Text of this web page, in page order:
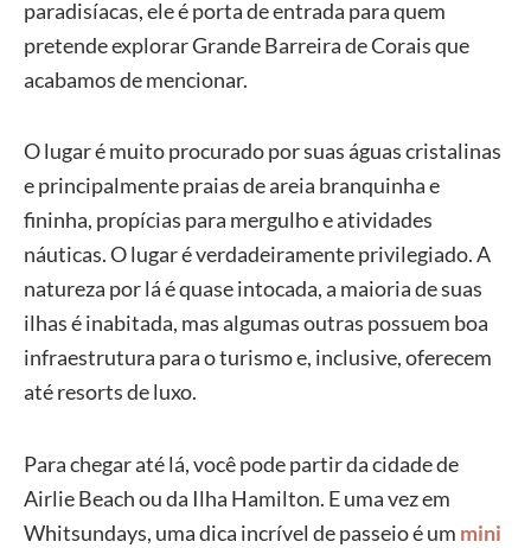
paradisíacas, ele é porta de entrada para quem
pretende explorar Grande Barreira de Corais que
acabamos de mencionar.
O lugar é muito procurado por suas águas cristalinas
e principalmente praias de areia branquinha e
fininha, propícias para mergulho e atividades
náuticas. O lugar é verdadeiramente privilegiado. A
natureza por lá é quase intocada, a maioria de suas
ilhas é inabitada, mas algumas outras possuem boa
infraestrutura para o turismo e, inclusive, oferecem
até resorts de luxo.
Para chegar até lá, você pode partir da cidade de
Airlie Beach ou da Ilha Hamilton. E uma vez em
Whitsundays, uma dica incrível de passeio é um mini